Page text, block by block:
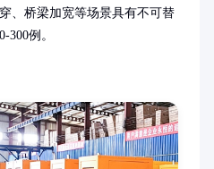
、桥梁加宽等场景具有不可替
300例。